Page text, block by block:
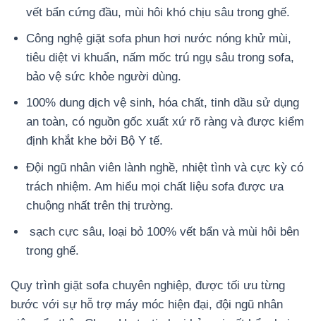
vết bẩn cứng đầu, mùi hôi khó chịu sâu trong ghế.
Công nghệ giặt sofa phun hơi nước nóng khử mùi,
tiêu diệt vi khuẩn, nấm mốc trú ngụ sâu trong sofa,
bảo vệ sức khỏe người dùng.
100% dung dịch vệ sinh, hóa chất, tinh dầu sử dụng
an toàn, có nguồn gốc xuất xứ rõ ràng và được kiểm
định khắt khe bởi Bộ Y tế.
Đội ngũ nhân viên lành nghề, nhiệt tình và cực kỳ có
trách nhiệm. Am hiểu mọi chất liệu sofa được ưa
chuộng nhất trên thị trường.
sạch cực sâu, loại bỏ 100% vết bẩn và mùi hôi bên
trong ghế.
Quy trình giặt sofa chuyên nghiệp, được tối ưu từng
bước với sự hỗ trợ máy móc hiện đại, đội ngũ nhân